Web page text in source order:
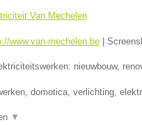
Van Mechelen
www.van-mechelen.be|
nieuwbouw,
domotica, verlichting,
▼